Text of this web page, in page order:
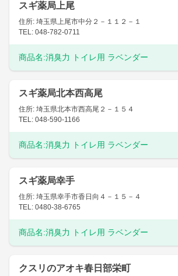
スギ薬局上尾
住所: 埼玉県上尾市中分２－１１２－１
TEL: 048-782-0711
商品名:消臭力 トイレ用 ラベンダー
スギ薬局北本西高尾
住所: 埼玉県北本市西高尾２－１５４
TEL: 048-590-1166
商品名:消臭力 トイレ用 ラベンダー
スギ薬局幸手
住所: 埼玉県幸手市香日向４－１５－４
TEL: 0480-38-6765
商品名:消臭力 トイレ用 ラベンダー
クスリのアオキ春日部栄町